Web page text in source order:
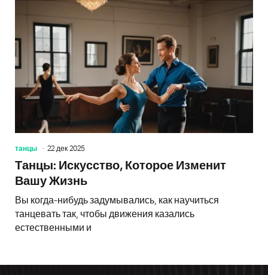
танцы 22 дек 2025
Танцы: Искусство, Которое Изменит
Вашу Жизнь
Вы когда-нибудь задумывались, как научиться
танцевать так, чтобы движения казались
естественными и